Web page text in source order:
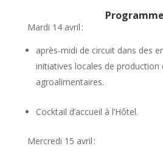
Programme
Mardi 14 avril :
après-midi de circuit dans des
initiatives locales de
agroalimentaires.
Cocktail d’accueil à l’Hôtel.
Mercredi 15 avril :